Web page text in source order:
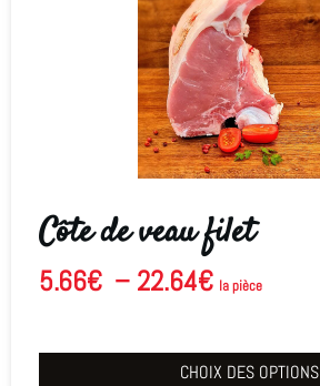
Côte de veau filet
5.66€ – 22.64€ la pièce
CHOIX DES OPTIONS